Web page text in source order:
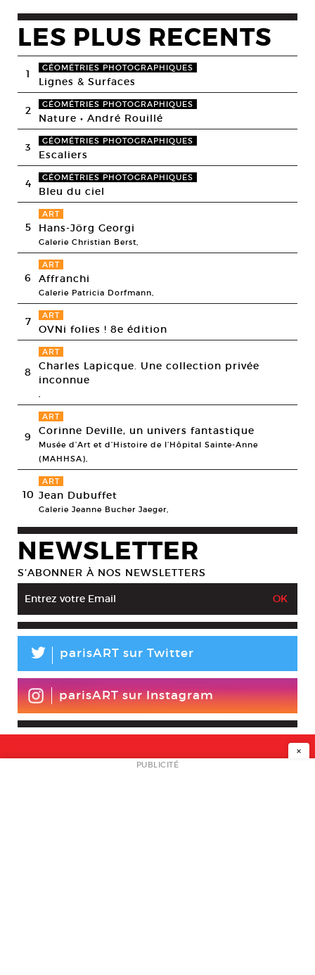
LES PLUS RECENTS
1 GÉOMÉTRIES PHOTOGRAPHIQUES
Lignes & Surfaces
2 GÉOMÉTRIES PHOTOGRAPHIQUES
Nature • André Rouillé
3 GÉOMÉTRIES PHOTOGRAPHIQUES
Escaliers
4 GÉOMÉTRIES PHOTOGRAPHIQUES
Bleu du ciel
5
ART
Hans-Jörg Georgi
Galerie Christian Berst,
6
ART
Affranchi
Galerie Patricia Dorfmann,
7 ART
OVNi folies ! 8e édition
8
ART
Charles Lapicque. Une collection privée
inconnue
9
ART
Corinne Deville, un univers fantastique
Musée d’Art et d’Histoire de l’Hôpital Sainte-Anne
(MAHHSA),
10
ART
Jean Dubuffet
Galerie Jeanne Bucher Jaeger,
NEWSLETTER
S’ABONNER À NOS NEWSLETTERS
L parisART sur Twitter
parisART sur Instagram
NEWSLETTER
×
PUBLICITÉ